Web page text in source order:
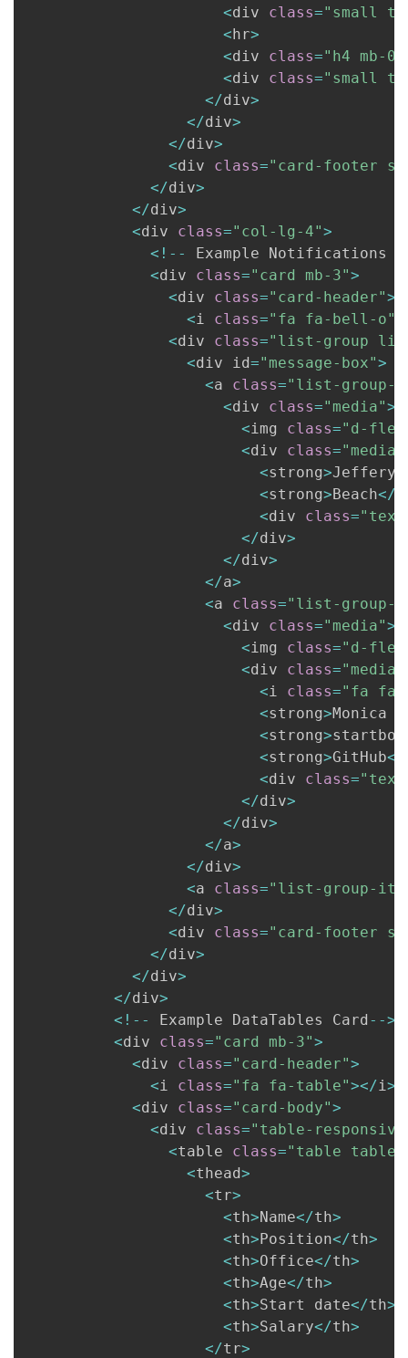
<div class="small
<hr>
<div class="h4 mb-0
<div class="small
</div>
</div>
</div>
<div class="card-footer
</div>
</div>
<div class="col-lg-4">
< ! --
Example Notifications
<div class="card mb-3">
<div class="card-header">
<i class="fa fa-bell-o"
<div class="list-group
<div id="message-box">
<a class="list-group-
<div class="media">
<img class="d-flex
<div class=
<strong>Jeffery
<strong>Beach</
<div class=
</div>
</div>
</a>
<a class="list-group-
<div class="media">
<img class="d-flex
<div class=
<i class="fa fa-
<strong>Monica
<strong>
<strong>GitHub<
<div class=
</div>
</div>
</a>
</div>
<a class="list-group-
</div>
<div class="card-footer
</div>
</div>
</div>
< ! -- Example DataTables Card -->
<div class="card mb-3">
<div class="card-header">
<i class="fa fa-table"></i>
<div class="card-body">
<div class="table-
<table class="table table-
<thead>
<tr>
<th>Name</th>
<th>Position</th>
<th>Office</th>
<th>Age</th>
<th>Start date</th>
<th>Salary</th>
</tr>